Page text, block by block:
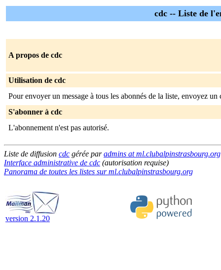
cdc -- Liste de
A propos de cdc
Utilisation de cdc
Pour envoyer un message à tous les abonnés de la liste, envoyez
S'abonner à cdc
L'abonnement n'est pas autorisé.
Liste de diffusion cdc gérée paradmins at ml.clubalpinstrasbourg.org
Interface administrative de cdc (autorisation requise)
Panorama de toutes les listes sur ml.clubalpinstrasbourg.org
version 2.1.20